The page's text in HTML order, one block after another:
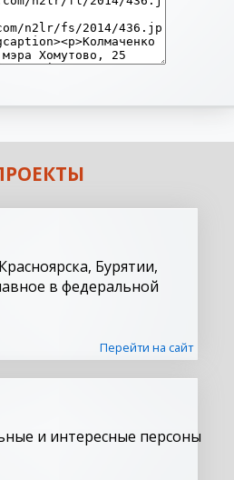
Бурятии,
в федеральной
Перейти на сайт
и интересные персоны